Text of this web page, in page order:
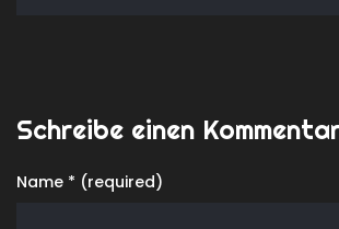
Schreibe einen
Name * (required)